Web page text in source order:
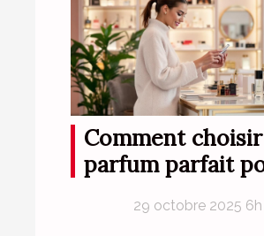
Comment
parfum parfait
29 octobre 2025 6h